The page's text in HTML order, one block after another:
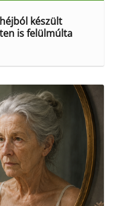
készült
is felülmúlta